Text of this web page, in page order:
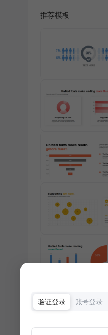
推荐模板
验证登录 账号登录